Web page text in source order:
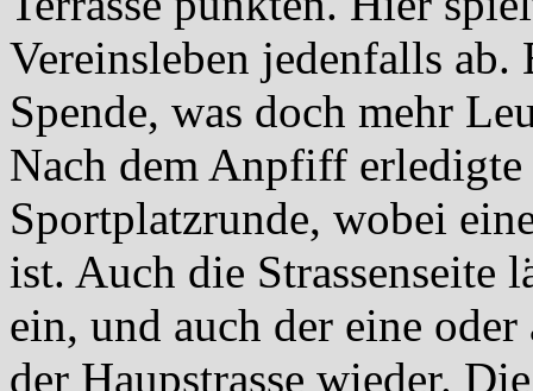
Vereinsleben jedenfalls
Spende, was doch mehr
Nach dem Anpfiff
Sportplatzrunde, wobei
ist. Auch die Strassenseite
ein, und auch der eine
der Haupstrasse wieder.